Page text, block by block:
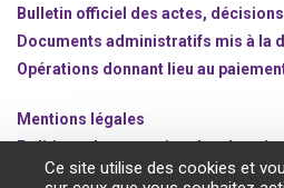
Bulletin officiel des actes,
Documents administratifs mis à la
Opérations donnant lieu au
Mentions légales
Politique de protection des
Gestion des cookies
Ce site utilise des cookies et